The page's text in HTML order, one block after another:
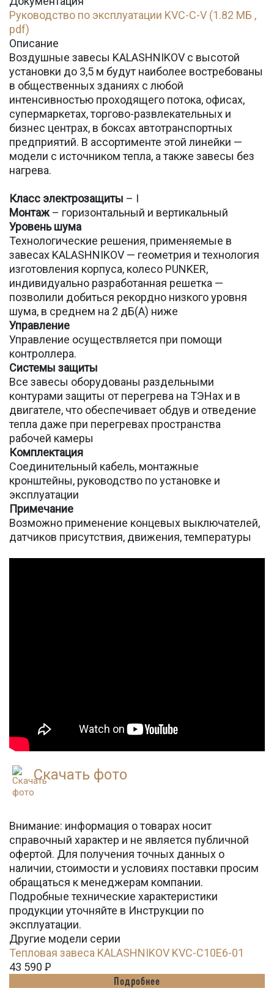
Руководство по эксплуатации KVC-C-V (1.82 МБ ,
pdf)
Описание
Воздушные завесы KALASHNIKOV с высотой
установки до 3,5 м будут наиболее востребованы
в общественных зданиях с любой
интенсивностью проходящего потока, офисах,
супермаркетах, торгово-развлекательных и
бизнес центрах, в боксах автотранспортных
предприятий. В ассортименте этой линейки —
модели с источником тепла, а также завесы без
нагрева.
Класс электрозащиты – I
Монтаж– горизонтальный и вертикальный
Уровень шума
Технологические решения, применяемые в
завесах KALASHNIKOV — геометрия и технология
изготовления корпуса, колесо PUNKER,
индивидуально разработанная решетка —
позволили добиться рекордно низкого уровня
шума, в среднем на 2 дБ(А) ниже
Управление
Управление осуществляется при помощи
контроллера.
Системы защиты
Все завесы оборудованы раздельными
контурами защиты от перегрева на ТЭНах и в
двигателе, что обеспечивает обдув и отведение
тепла даже при перегревах пространства
рабочей камеры
Комплектация
Соединительный кабель, монтажные
кронштейны, руководство по установке и
эксплуатации
Примечание
Возможно применение концевых выключателей,
датчиков присутствия, движения, температуры
Скачать фото
Внимание: информация о товарах носит
справочный характер и не является публичной
офертой. Для получения точных данных о
наличии, стоимости и условиях поставки просим
обращаться к менеджерам компании.
Подробные технические характеристики
продукции уточняйте в Инструкции по
эксплуатации.
Другие модели серии
Тепловая завеса KALASHNIKOV KVС-C10E6-01
43 590 Ꝑ
Подробнее